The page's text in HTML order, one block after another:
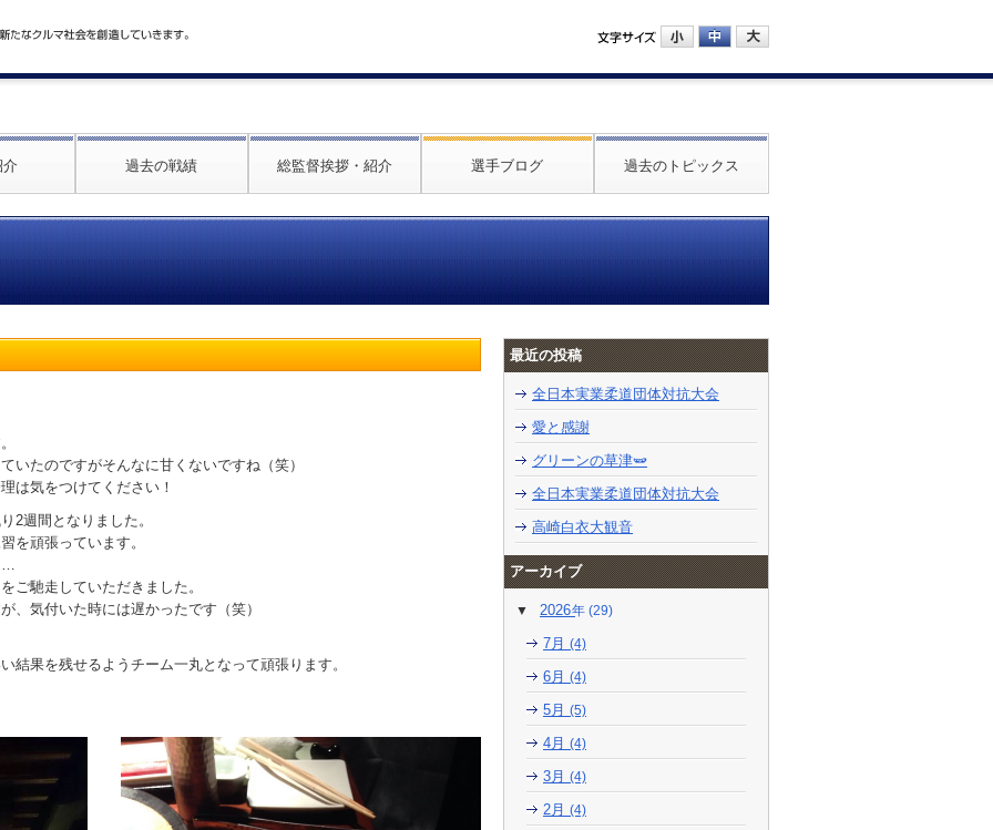
介 過去の戦績 総監督挨拶・紹介 選手ブログ 過去のトピックス
いたのですがそんなに甘くないですね（笑）
は気をつけてください！
2週間となりました。
を頑張っています。
…
ご馳走していただきました。
、気付いた時には遅かったです（笑）
結果を残せるようチーム一丸となって頑張ります。
最近の投稿
全日本実業柔道団体対抗大会
愛と感謝
グリーンの草津🫛
全日本実業柔道団体対抗大会
高崎白衣大観音
アーカイブ
2026 (29)
7月(4)
6月(4)
5月(5)
4月(4)
3月(4)
2月(4)